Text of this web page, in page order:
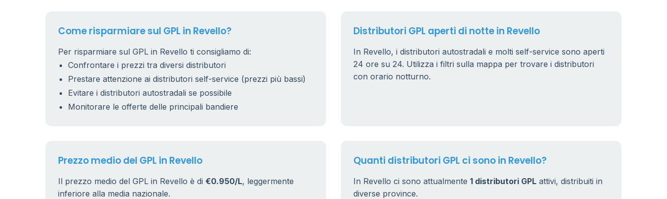
Come risparmiare sul GPL in Revello?
Per risparmiare sul GPL in Revello ti consigliamo di:
Confrontare i prezzi tra diversi distributori
Prestare attenzione ai distributori self-service (prezzi più bassi)
Evitare i distributori autostradali se possibile
Monitorare le offerte delle principali bandiere
Distributori GPL aperti di notte in Revello
In Revello, i distributori autostradali e molti self-service sono aperti
24 ore su 24. Utilizza i filtri sulla mappa per trovare i distributori
con orario notturno.
Prezzo medio del GPL in Revello
Il prezzo medio del GPL in Revello è di €0.950/L, leggermente
inferiore alla media nazionale.
Quanti distributori GPL ci sono in Revello?
In Revello ci sono attualmente 1 distributori GPL attivi, distribuiti in
diverse province.